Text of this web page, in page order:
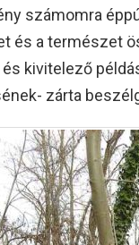
számomra
és a természet
kivitelező
zárta